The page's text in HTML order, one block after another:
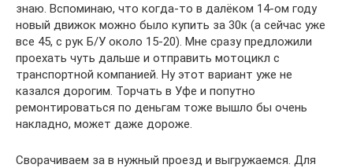
знаю. Вспоминаю, что когда-то в далёком 14-ом году
новый движок можно было купить за 30к (а сейчас уже
все 45, с рук Б/У около 15-20). Мне сразу предложили
проехать чуть дальше и отправить мотоцикл с
транспортной компанией. Ну этот вариант уже не
казался дорогим. Торчать в Уфе и попутно
ремонтироваться по деньгам тоже вышло бы очень
накладно, может даже дороже.
Сворачиваем за в нужный проезд и выгружаемся. Для